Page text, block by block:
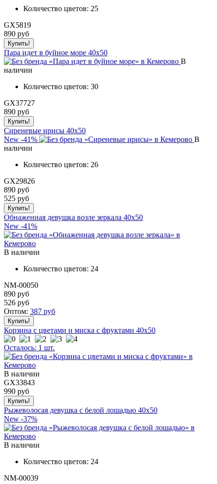
Количество цветов: 25
GX5819
890 руб
Пара идет в буйное море 40x50
В
наличии
Количество цветов: 30
GX37727
890 руб
Сиреневые ирисы 40x50
New -41%
В
наличии
Количество цветов: 26
GX29826
890 руб
525 руб
Обнаженная девушка возле зеркала 40x50
New -41%
В наличии
Количество цветов: 24
NM-00050
890 руб
526 руб
Оптом: 387 руб
Корзина с цветами и миска с фруктами 40x50
Осталось: 1 шт.
В наличии
GX33843
990 руб
Рыжеволосая девушка с белой лошадью 40x50
New -37%
В наличии
Количество цветов: 24
NM-00039